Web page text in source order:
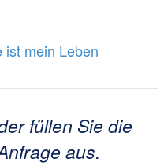
ist mein Leben
füllen Sie die
aus.